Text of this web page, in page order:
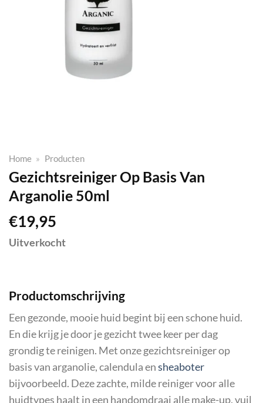
Home » Producten
Gezichtsreiniger Op Basis Van
Arganolie 50ml
€19,95
Uitverkocht
Productomschrijving
Een gezonde, mooie huid begint bij een schone huid.
En die krijg je door je gezicht twee keer per dag
grondig te reinigen. Met onze gezichtsreiniger op
basis van arganolie, calendula ensheaboter
bijvoorbeeld. Deze zachte, milde reiniger voor alle
huidtypes haalt in een handomdraai alle make-up, vuil